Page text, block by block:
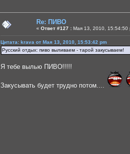
Re: ПИВО
« Ответ #127 : Мая 13, 2010, 15:54:50
Цитата: krava от Мая 13, 2010, 15:53:42 pm
Русский отдых: пиво выливаем - тарой закусываем!
Я тебе вылью ПИВО!!!!!
Закусывать будет трудно потом....